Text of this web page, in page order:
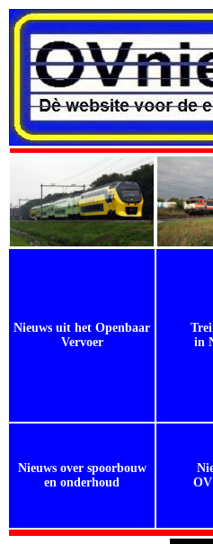
Nieuws uit het Openbaar
Vervoer
in
Nieuws over spoorbouw
en onderhoud